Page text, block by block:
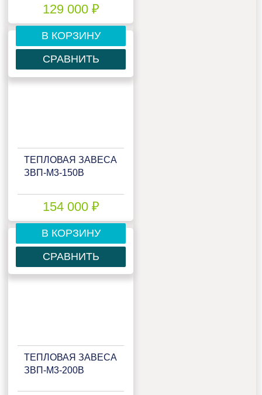
129 000 ₽
В КОРЗИНУ
СРАВНИТЬ
ТЕПЛОВАЯ ЗАВЕСА
ЗВП-М3-150В
154 000 ₽
В КОРЗИНУ
СРАВНИТЬ
ТЕПЛОВАЯ ЗАВЕСА
ЗВП-М3-200В